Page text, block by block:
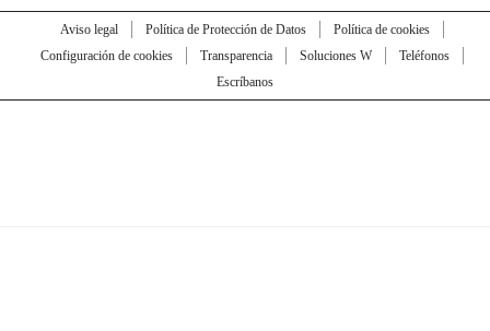
Aviso legal Política de Protección de Datos
Política de cookies
Configuración de cookies
Transparencia Soluciones W
Teléfonos
Escríbanos